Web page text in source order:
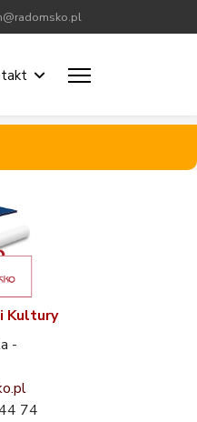
Kultury
-
74